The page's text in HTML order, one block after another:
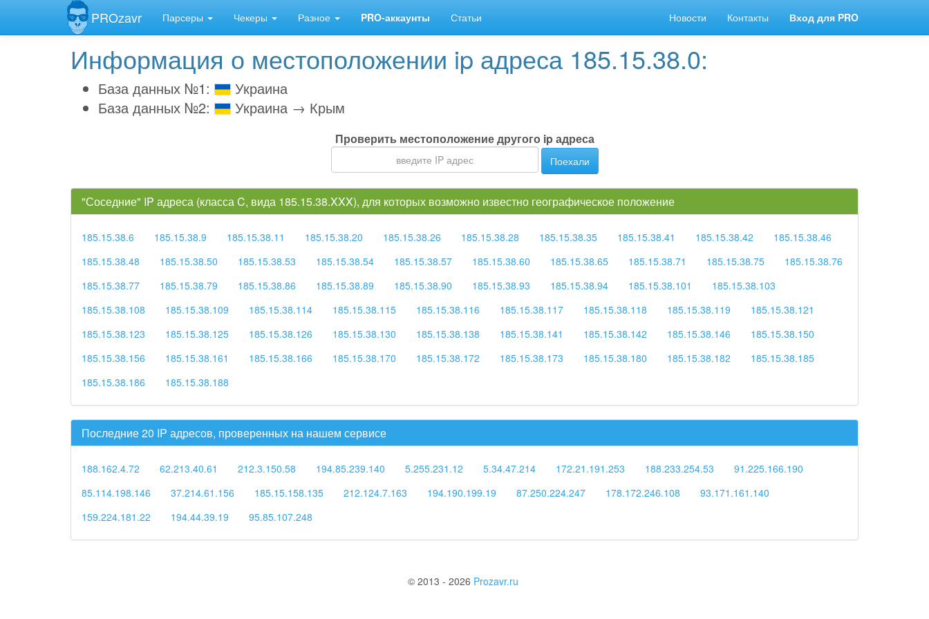
PROzavr Парсеры Чекеры Разное PRO-аккаунты Статьи Новости Контакты Вход для PRO
Информация о местоположении ip адреса 185.15.38.0:
База данных №1:
Украина
База данных №2:
Украина → Крым
Проверить местоположение другого ip адреса
Поехали
"Соседние" IP адреса (класса C, вида 185.15.38.XXX), для которых возможно известно географическое положение
185.15.38.6 185.15.38.9 185.15.38.11 185.15.38.20 185.15.38.26 185.15.38.28 185.15.38.35 185.15.38.41 185.15.38.42
185.15.38.46
185.15.38.48
185.15.38.50 185.15.38.53 185.15.38.54 185.15.38.57 185.15.38.60 185.15.38.65 185.15.38.71 185.15.38.75
185.15.38.76
185.15.38.77
185.15.38.79 185.15.38.86 185.15.38.89 185.15.38.90 185.15.38.93 185.15.38.94 185.15.38.101
185.15.38.103
185.15.38.108
185.15.38.109 185.15.38.114 185.15.38.115 185.15.38.116 185.15.38.117 185.15.38.118 185.15.38.119
185.15.38.121
185.15.38.123
185.15.38.125 185.15.38.126 185.15.38.130 185.15.38.138 185.15.38.141 185.15.38.142 185.15.38.146
185.15.38.150
185.15.38.156
185.15.38.161 185.15.38.166 185.15.38.170 185.15.38.172 185.15.38.173 185.15.38.180 185.15.38.182
185.15.38.185
185.15.38.186
185.15.38.188
Последние 20 IP адресов, проверенных на нашем сервисе
188.162.4.72 62.213.40.61 212.3.150.58 194.85.239.140 5.255.231.12 5.34.47.214 172.21.191.253 188.233.254.53
91.225.166.190
85.114.198.146
37.214.61.156 185.15.158.135 212.124.7.163 194.190.199.19 87.250.224.247 178.172.246.108
93.171.161.140
159.224.181.22
194.44.39.19 95.85.107.248
© 2013 - 2026 Prozavr.ru